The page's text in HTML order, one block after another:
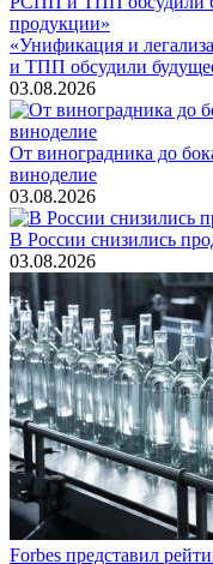
«Унификация и
и ТПП обсудили
03.08.2026
От виноградника до
виноделие
03.08.2026
В России снизились
03.08.2026
Forbes представил